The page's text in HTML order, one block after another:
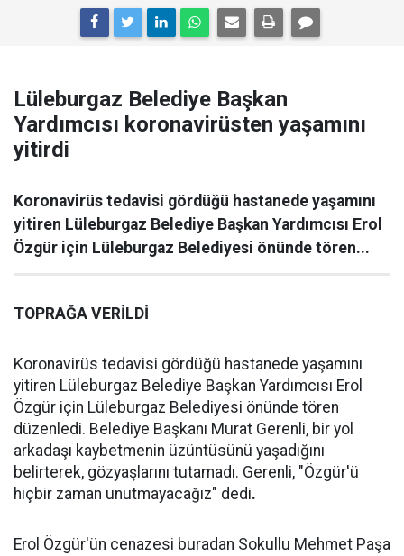
Lüleburgaz Belediye Başkan
Yardımcısı koronavirüsten yaşamını
yitirdi
Koronavirüs tedavisi gördüğü hastanede yaşamını
yitiren Lüleburgaz Belediye Başkan Yardımcısı Erol
Özgür için Lüleburgaz Belediyesi önünde tören...
TOPRAĞA VERİLDİ
Koronavirüs tedavisi gördüğü hastanede yaşamını
yitiren Lüleburgaz Belediye Başkan Yardımcısı Erol
Özgür için Lüleburgaz Belediyesi önünde tören
düzenledi. Belediye Başkanı Murat Gerenli, bir yol
arkadaşı kaybetmenin üzüntüsünü yaşadığını
belirterek, gözyaşlarını tutamadı. Gerenli, "Özgür'ü
hiçbir zaman unutmayacağız" dedi.
Erol Özgür'ün cenazesi buradan Sokullu Mehmet Paşa